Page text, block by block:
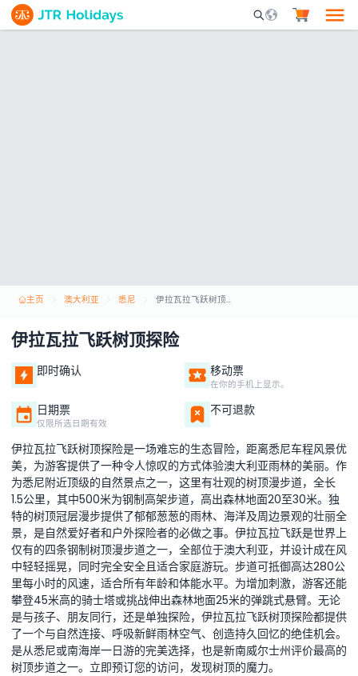
Mobile Search
主页 澳大利亚 悉尼 伊拉瓦拉飞跃树顶探险
伊拉瓦拉飞跃树顶探险
即时确认 移动票
在你的手机上显示。
日期票
仅限所选日期有效
不可退款
伊拉瓦拉飞跃树顶探险是一场难忘的生态冒险，距离悉尼车程风景优
美，为游客提供了一种令人惊叹的方式体验澳大利亚雨林的美丽。作
为悉尼附近顶级的自然景点之一，这里有壮观的树顶漫步道，全长
1.5公里，其中500米为钢制高架步道，高出森林地面20至30米。独
特的树顶冠层漫步提供了郁郁葱葱的雨林、海洋及周边景观的壮丽全
景，是自然爱好者和户外探险者的必做之事。伊拉瓦拉飞跃是世界上
仅有的四条钢制树顶漫步道之一，全部位于澳大利亚，并设计成在风
中轻轻摇晃，同时完全安全且适合家庭游玩。步道可抵御高达280公
里每小时的风速，适合所有年龄和体能水平。为增加刺激，游客还能
攀登45米高的骑士塔或挑战伸出森林地面25米的弹跳式悬臂。无论
是与孩子、朋友同行，还是单独探险，伊拉瓦拉飞跃树顶探险都提供
了一个与自然连接、呼吸新鲜雨林空气、创造持久回忆的绝佳机会。
是从悉尼或南海岸一日游的完美选择，也是新南威尔士州评价最高的
树顶步道之一。立即预订您的访问，发现树顶的魔力。